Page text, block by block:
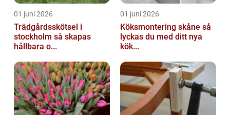
01 juni 2026
Trädgårdsskötsel i
stockholm så skapas
hållbara o...
01 juni 2026
Köksmontering skåne så
lyckas du med ditt nya
kök...